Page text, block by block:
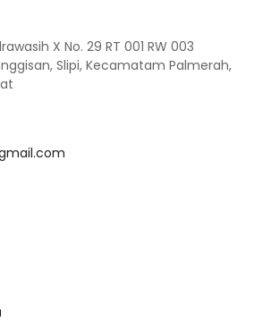
X No. 29 RT 001 RW 003
Slipi, Kecamatam Palmerah,